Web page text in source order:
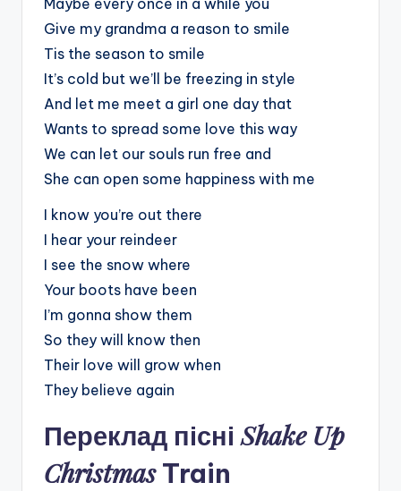
Give my grandma a reason to smile
Tis the season to smile
It’s cold but we’ll be freezing in style
And let me meet a girl one day that
Wants to spread some love this way
We can let our souls run free and
She can open some happiness with me
I know you’re out there
I hear your reindeer
I see the snow where
Your boots have been
I’m gonna show them
So they will know then
Their love will grow when
They believe again
Переклад пісніShake Up
ChristmasTrain